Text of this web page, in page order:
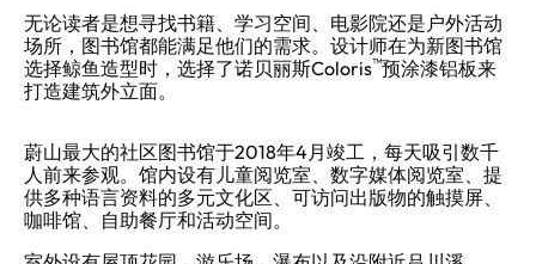
无论读者是想寻找书籍、学习空间、电影院还是户外活动
场所，图书馆都能满足他们的需求。设计师在为新图书馆
选择鲸鱼造型时，选择了诺贝丽斯Coloris™预涂漆铝板来
打造建筑外立面。
蔚山最大的社区图书馆于2018年4月竣工，每天吸引数千
人前来参观。馆内设有儿童阅览室、数字媒体阅览室、提
供多种语言资料的多元文化区、可访问出版物的触摸屏、
咖啡馆、自助餐厅和活动空间。